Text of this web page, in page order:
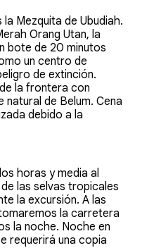
Mezquita de Ubudiah.
Orang Utan, la
bote de 20 minutos
un centro de
de extinción.
la frontera con
natural de Belum. Cena
debido a la
horas y media al
las selvas tropicales
la excursión. A las
la carretera
la noche. Noche en
requerirá una copia